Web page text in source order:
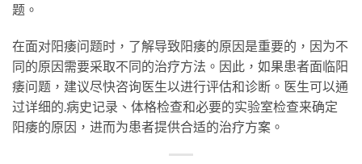
题。
在面对阳痿问题时，了解导致阳痿的原因是重要的，因为不
同的原因需要采取不同的治疗方法。因此，如果患者面临阳
痿问题，建议尽快咨询医生以进行评估和诊断。医生可以通
过详细的.病史记录、体格检查和必要的实验室检查来确定
阳痿的原因，进而为患者提供合适的治疗方案。